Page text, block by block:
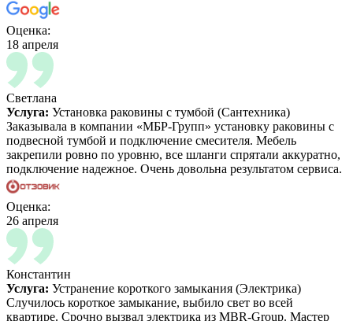
Оценка:
18 апреля
Светлана
Услуга: Установка раковины с тумбой (Сантехника)
Заказывала в компании «МБР-Групп» установку раковины с
подвесной тумбой и подключение смесителя. Мебель
закрепили ровно по уровню, все шланги спрятали аккуратно,
подключение надежное. Очень довольна результатом сервиса.
Оценка:
26 апреля
Константин
Услуга: Устранение короткого замыкания (Электрика)
Случилось короткое замыкание, выбило свет во всей
квартире. Срочно вызвал электрика из MBR-Group. Мастер